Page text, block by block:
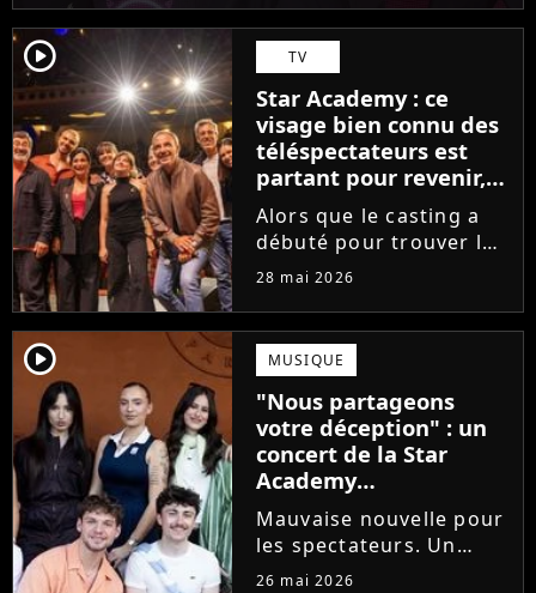
player2 TV
Star Academy : ce
visage bien connu des
téléspectateurs est
partant pour revenir,
sauf que la place est
déjà prise
Alors que le casting a
débuté pour trouver les
prochains Pierre
Ambre, une professeure
emblématique de la Star
Academy se positionne
pour enseigner le chant
aux...
28 mai 2026
player2 MUSIQUE
"Nous partageons
votre déception" : un
concert de la Star
Academy
définitivement annulé
Mauvaise nouvelle pour
les spectateurs. Un
concert de la Star
26 mai 2026